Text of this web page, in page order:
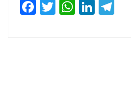
Facebook
Twitter